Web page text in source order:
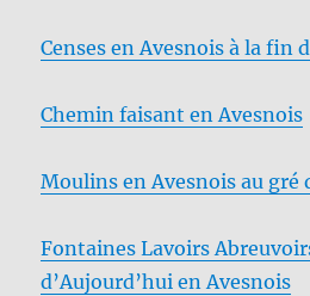
Censes en Avesnois à la fin
Chemin faisant en Avesnois
Moulins en Avesnois au gré
Fontaines Lavoirs
d’Aujourd’hui en Avesnois